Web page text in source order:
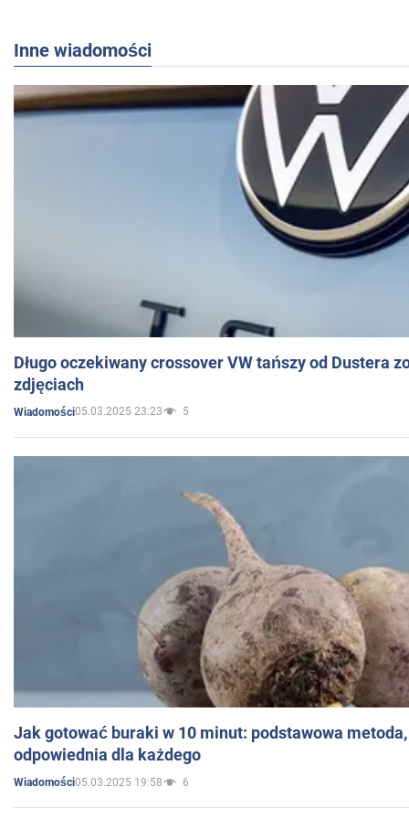
Inne wiadomości
Długo oczekiwany crossover VW tańszy od Dustera
zdjęciach
Wiadomości05.03.2025 23:23 5
Jak gotować buraki w 10 minut: podstawowa
odpowiednia dla każdego
Wiadomości05.03.2025 19:58 6